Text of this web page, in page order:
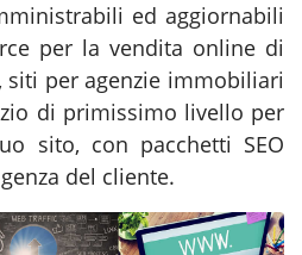
ed aggiornabili
per la vendita online di
per agenzie immobiliari
di primissimo livello per
sito, con pacchetti SEO
del cliente.